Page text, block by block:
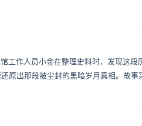
工作人员小金在整理史料时，发现这
原出那段被尘封的黑暗岁月真相。故事